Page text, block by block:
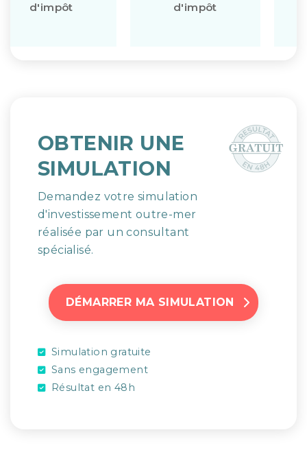
d'impôt
d'impôt
OBTENIR UNE
SIMULATION
Demandez votre simulation
d'investissement outre-mer
réalisée par un consultant
spécialisé.
DÉMARRER MA SIMULATION
Simulation gratuite
Sans engagement
Résultat en 48h